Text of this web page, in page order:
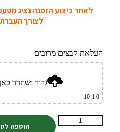
לאחר ביצוע הזמנה נציג
לצורך
העלאת קבצים מרובים
גרור ושחרר
0
1 10
הוספה